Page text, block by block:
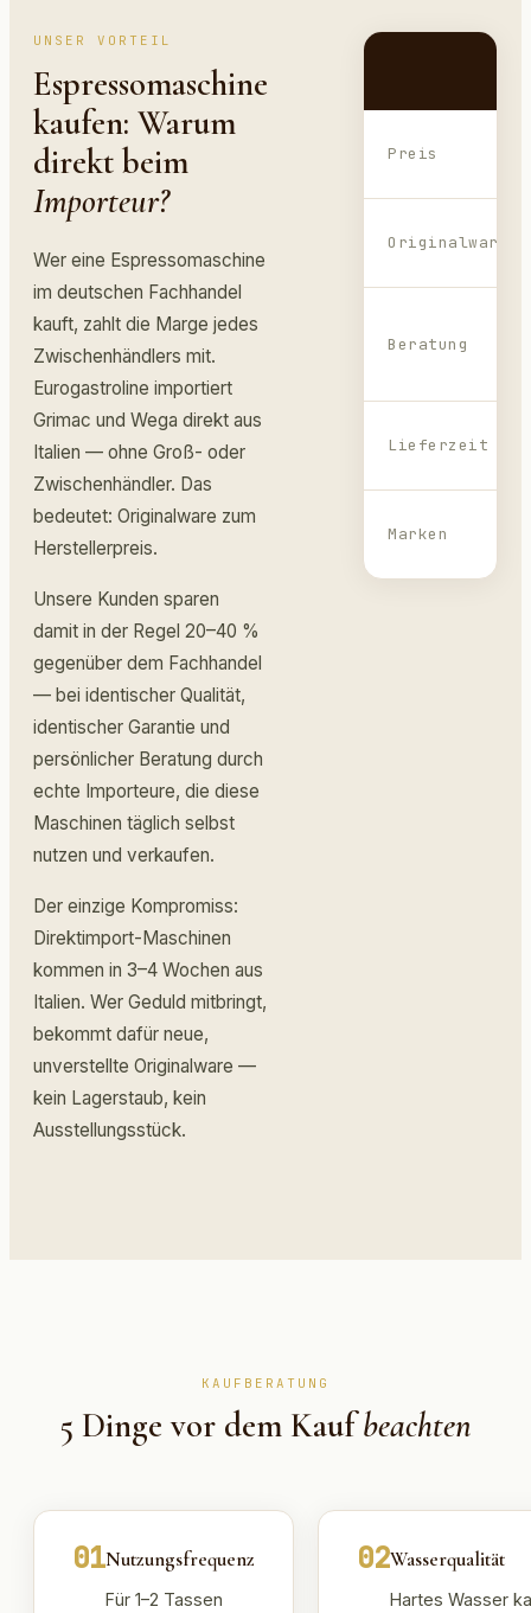
UNSER VORTEIL
Espressomaschine
kaufen: Warum
direkt beim
Importeur?
Wer eine Espressomaschine
im deutschen Fachhandel
kauft, zahlt die Marge jedes
Zwischenhändlers mit.
Eurogastroline importiert
Grimac und Wega direkt aus
Italien — ohne Groß- oder
Zwischenhändler. Das
bedeutet: Originalware zum
Herstellerpreis.
Unsere Kunden sparen
damit in der Regel 20–40 %
gegenüber dem Fachhandel
— bei identischer Qualität,
identischer Garantie und
persönlicher Beratung durch
echte Importeure, die diese
Maschinen täglich selbst
nutzen und verkaufen.
Der einzige Kompromiss:
Direktimport-Maschinen
kommen in 3–4 Wochen aus
Italien. Wer Geduld mitbringt,
bekommt dafür neue,
unverstellte Originalware —
kein Lagerstaub, kein
Ausstellungsstück.
Preis
Originalware
Beratung
Lieferzeit
Marken
KAUFBERATUNG
5 Dinge vor dem Kauf beachten
01Nutzungsfrequenz
Für 1–2 Tassen
02Wasserqualität
Hartes Wasser